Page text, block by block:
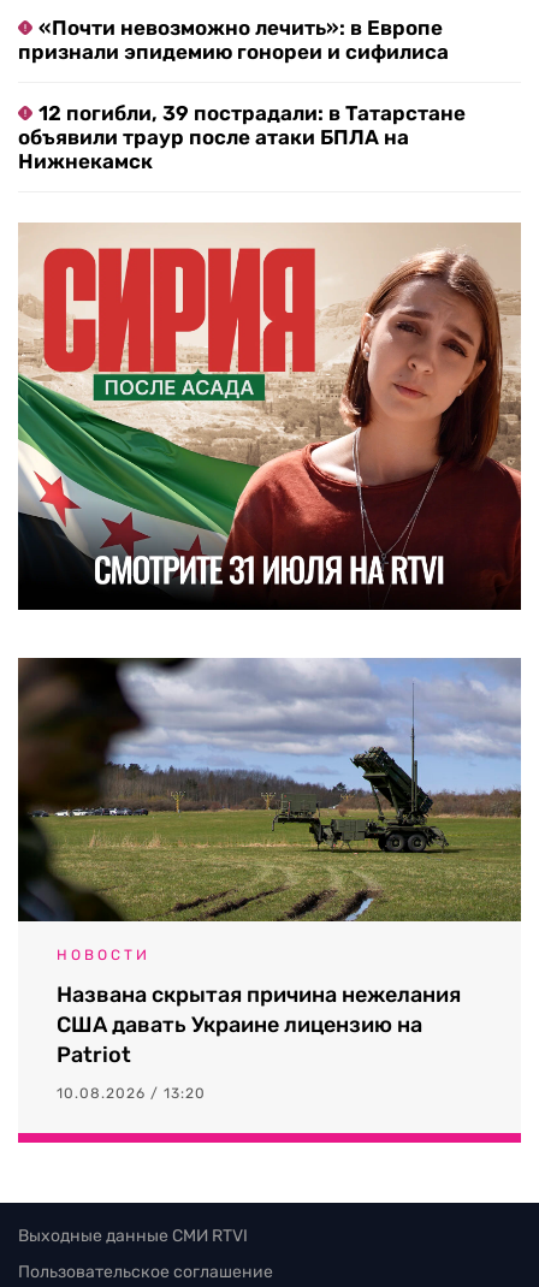
«Почти невозможно лечить»: в Европе
признали эпидемию гонореи и сифилиса
12 погибли, 39 пострадали: в Татарстане
объявили траур после атаки БПЛА на
Нижнекамск
НОВОСТИ
Названа скрытая причина нежелания
США давать Украине лицензию на
Patriot
10.08.2026 / 13:20
Выходные данные СМИ RTVI
Пользовательское соглашение